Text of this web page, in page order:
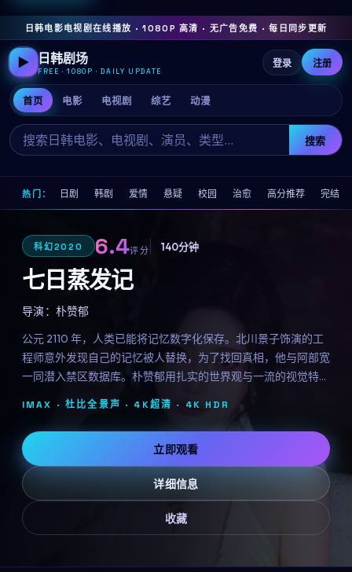
日韩电影电视剧在线播放 · 1080P 高清 · 无广告免费 · 每日同步更新
▶ 日韩剧场
FREE · 1080P · DAILY UPDATE
首页 电影 电视剧 综艺 动漫
搜索
登录 注册
热门： 日剧 韩剧 爱情 悬疑 校园 治愈 高分推荐 完结
科幻2020 6.4评分 140分钟
七日蒸发记
导演： 朴赞郁
公元 2110 年，人类已能将记忆数字化保存。北川景子饰演的工
程师意外发现自己的记忆被人替换，为了找回真相，他与阿部宽
一同潜入禁区数据库。朴赞郁用扎实的世界观与一流的视觉特
效，构筑了一个让人沉浸的近未来寓言。
IMAX · 杜比全景声 · 4K超清 · 4K HDR
立即观看
详细信息
收藏